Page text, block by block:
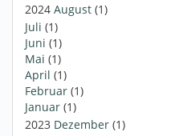
2024 August (1)
Juli (1)
Juni (1)
Mai (1)
April (1)
Februar (1)
Januar (1)
2023 Dezember (1)